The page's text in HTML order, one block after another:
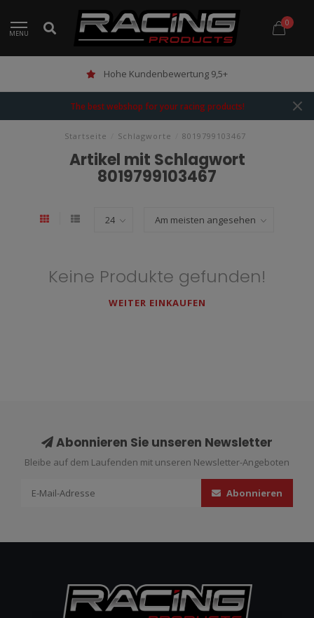
MENU
0
Hohe Kundenbewertung 9,5+
The best webshop for your racing products!
Startseite Schlagworte 8019799103467
Artikel mit Schlagwort
8019799103467
Keine Produkte gefunden!
WEITER EINKAUFEN
Abonnieren Sie unseren Newsletter
Bleibe auf dem Laufenden mit unseren Newsletter-Angeboten
Abonnieren